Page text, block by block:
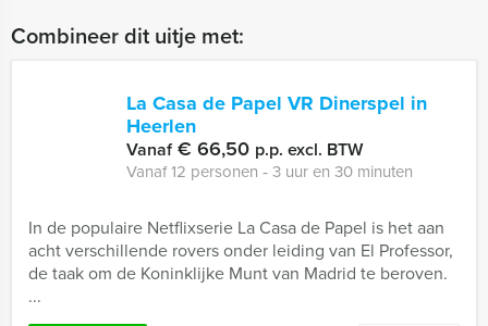
Combineer dit uitje met:
La Casa de Papel VR Dinerspel in
Heerlen
Vanaf€ 66,50 p.p. excl. BTW
Vanaf 12 personen ‐ 3 uur en 30 minuten
In de populaire Netflixserie La Casa de Papel is het aan
acht verschillende rovers onder leiding van El Professor,
de taak om de Koninklijke Munt van Madrid te beroven.
...